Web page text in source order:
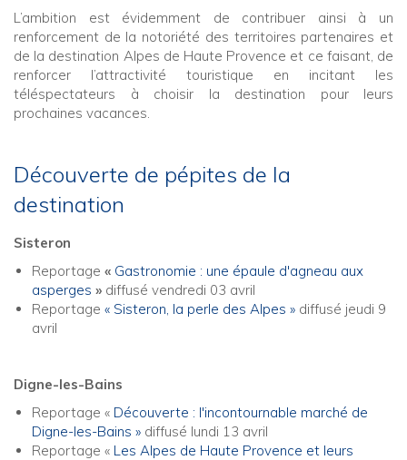
L’ambition est évidemment de contribuer ainsi à un
renforcement de la notoriété des territoires partenaires et
de la destination Alpes de Haute Provence et ce faisant, de
renforcer l’attractivité touristique en incitant les
téléspectateurs à choisir la destination pour leurs
prochaines vacances.
Découverte de pépites de la
destination
Sisteron
Reportage « Gastronomie : une épaule d'agneau aux
asperges » diffusé vendredi 03 avril
Reportage « Sisteron, la perle des Alpes » diffusé jeudi 9
avril
Digne-les-Bains
Reportage « Découverte : l'incontournable marché de
Digne-les-Bains » diffusé lundi 13 avril
Reportage « Les Alpes de Haute Provence et leurs